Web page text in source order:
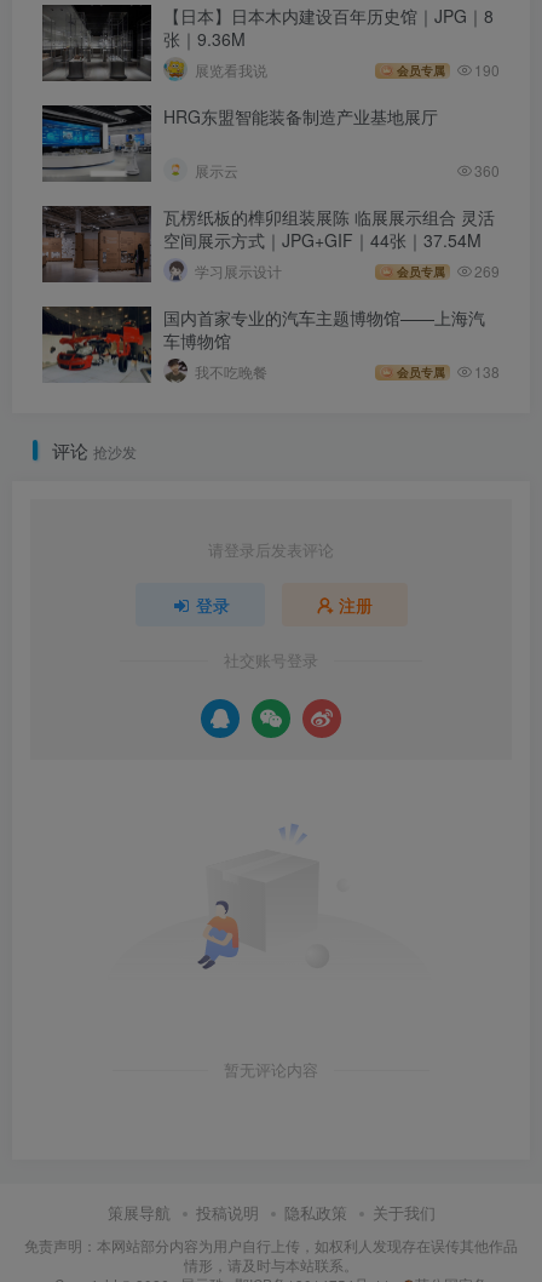
【日本】日本木内建设百年历史馆｜JPG｜8
张｜9.36M
展览看我说 会员专属 190
HRG东盟智能装备制造产业基地展厅
展示云 360
瓦楞纸板的榫卯组装展陈 临展展示组合 灵活
空间展示方式｜JPG+GIF｜44张｜37.54M
学习展示设计 会员专属 269
国内首家专业的汽车主题博物馆——上海汽
车博物馆
我不吃晚餐 会员专属 138
评论 抢沙发
请登录后发表评论
登录 注册
社交账号登录
暂无评论内容
策展导航 投稿说明 隐私政策 关于我们
免责声明：本网站部分内容为用户自行上传，如权利人发现存在误传其他作品
情形，请及时与本站联系。